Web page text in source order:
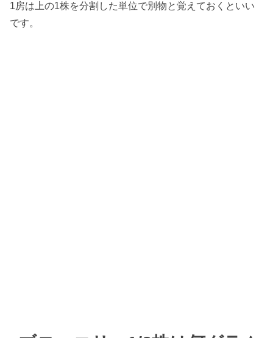
1房は上の1株を分割した単位で別物と覚えておくといい
です。